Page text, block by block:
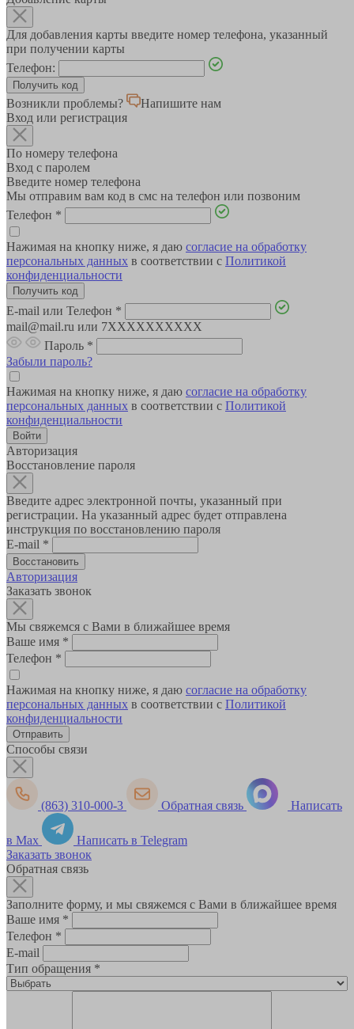
Для добавления карты введите номер телефона, указанный
при получении карты
Телефон:
Возникли проблемы?
Напишите нам
Вход или регистрация
По номеру телефона
Вход с паролем
Введите номер телефона
Мы отправим вам код в смс на телефон или позвоним
Телефон *
Нажимая на кнопку ниже, я даю согласие на обработку
персональных данных в соответствии с Политикой
конфиденциальности
E-mail или Телефон *
mail@mail.ru или 7XXXXXXXXXX
Пароль *
Забыли пароль?
Нажимая на кнопку ниже, я даю согласие на обработку
персональных данных в соответствии с Политикой
конфиденциальности
Авторизация
Восстановление пароля
Введите адрес электронной почты, указанный при
регистрации. На указанный адрес будет отправлена
инструкция по восстановлению пароля
E-mail *
Авторизация
Заказать звонок
Мы свяжемся с Вами в ближайшее время
Ваше имя *
Телефон *
Нажимая на кнопку ниже, я даю согласие на обработку
персональных данных в соответствии с Политикой
конфиденциальности
Способы связи
(863) 310-000-3 Обратная связь Написать
в Max
Написать в Telegram
Заказать звонок
Обратная связь
Заполните форму, и мы свяжемся с Вами в ближайшее время
Ваше имя *
Телефон *
E-mail
Тип обращения *